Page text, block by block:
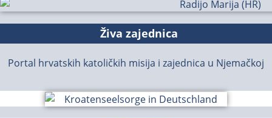
Živa zajednica
Portal hrvatskih katoličkih misija i zajednica u Njemačkoj